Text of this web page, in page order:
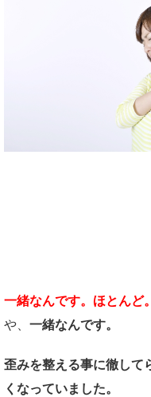
一緒なんです。ほとんど。
や、 一緒なんです。
歪みを整える事に徹して
くなっていました。